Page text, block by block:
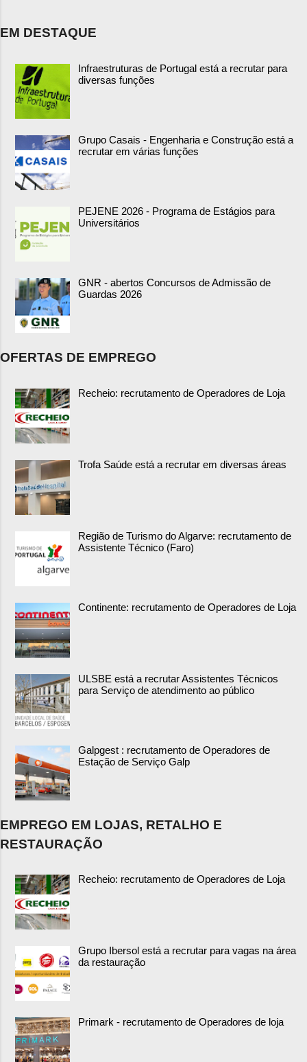
EM DESTAQUE
Infraestruturas de Portugal está a recrutar para
diversas funções
Grupo Casais - Engenharia e Construção está a
recrutar em várias funções
PEJENE 2026 - Programa de Estágios para
Universitários
GNR - abertos Concursos de Admissão de
Guardas 2026
OFERTAS DE EMPREGO
Recheio: recrutamento de Operadores de Loja
Trofa Saúde está a recrutar em diversas áreas
Região de Turismo do Algarve: recrutamento de
Assistente Técnico (Faro)
Continente: recrutamento de Operadores de Loja
ULSBE está a recrutar Assistentes Técnicos
para Serviço de atendimento ao público
Galpgest : recrutamento de Operadores de
Estação de Serviço Galp
EMPREGO EM LOJAS, RETALHO E
RESTAURAÇÃO
Recheio: recrutamento de Operadores de Loja
Grupo Ibersol está a recrutar para vagas na área
da restauração
Primark - recrutamento de Operadores de loja